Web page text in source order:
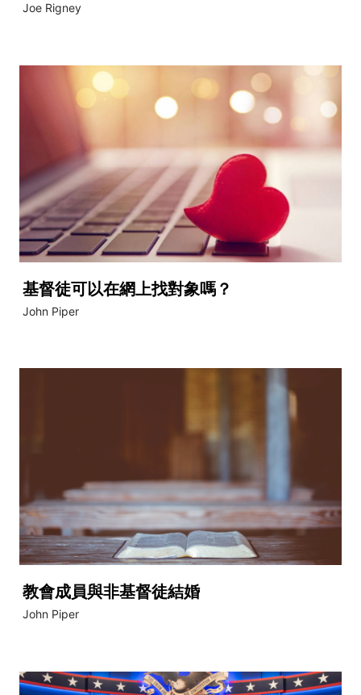
Joe Rigney
基督徒可以在網上找對象嗎？
John Piper
教會成員與非基督徒結婚
John Piper